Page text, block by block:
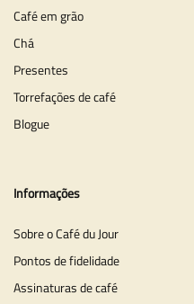
Café em grão
Chá
Presentes
Torrefações de café
Blogue
Informações
Sobre o Café du Jour
Pontos de fidelidade
Assinaturas de café